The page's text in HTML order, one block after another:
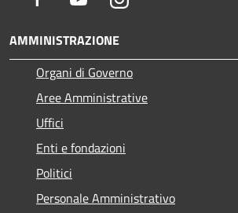
AMMINISTRAZIONE
Organi di Governo
Aree Amministrative
Uffici
Enti e fondazioni
Politici
Personale Amministrativo